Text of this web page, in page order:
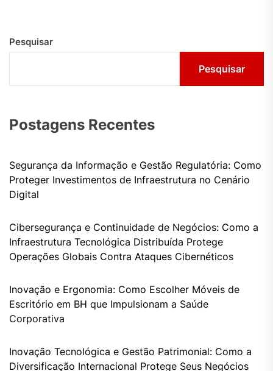
Pesquisar
Pesquisar
Postagens Recentes
Segurança da Informação e Gestão Regulatória: Como
Proteger Investimentos de Infraestrutura no Cenário
Digital
Cibersegurança e Continuidade de Negócios: Como a
Infraestrutura Tecnológica Distribuída Protege
Operações Globais Contra Ataques Cibernéticos
Inovação e Ergonomia: Como Escolher Móveis de
Escritório em BH que Impulsionam a Saúde
Corporativa
Inovação Tecnológica e Gestão Patrimonial: Como a
Diversificação Internacional Protege Seus Negócios